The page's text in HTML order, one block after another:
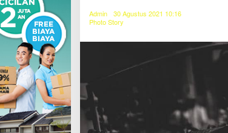
I
Admin
30 Agustus 2021 10:16
Photo Story